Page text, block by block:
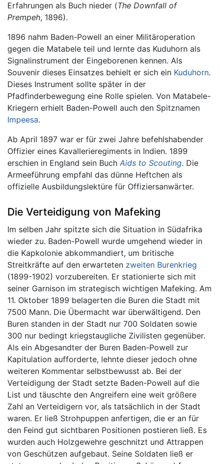
Erfahrungen als Buch nieder (The Downfall of
Prempeh, 1896).
1896 nahm Baden-Powell an einer Militäroperation
gegen die Matabele teil und lernte das Kuduhorn als
Signalinstrument der Eingeborenen kennen. Als
Souvenir dieses Einsatzes behielt er sich ein Kuduhorn.
Dieses Instrument sollte später in der
Pfadfinderbewegung eine Rolle spielen. Von Matabele-
Kriegern erhielt Baden-Powell auch den Spitznamen
Impeesa.
Ab April 1897 war er für zwei Jahre befehlshabender
Offizier eines Kavallerieregiments in Indien. 1899
erschien in England sein Buch Aids to Scouting. Die
Armeeführung empfahl das dünne Heftchen als
offizielle Ausbildungslektüre für Offiziersanwärter.
Die Verteidigung von Mafeking
Im selben Jahr spitzte sich die Situation in Südafrika
wieder zu. Baden-Powell wurde umgehend wieder in
die Kapkolonie abkommandiert, um britische
Streitkräfte auf den erwarteten zweiten Burenkrieg
(1899-1902) vorzubereiten. Er stationierte sich mit
seiner Garnison im strategisch wichtigen Mafeking. Am
11. Oktober 1899 belagerten die Buren die Stadt mit
7500 Mann. Die Übermacht war überwältigend. Den
Buren standen in der Stadt nur 700 Soldaten sowie
300 nur bedingt kriegstaugliche Zivilisten gegenüber.
Als ein Abgesandter der Buren Baden-Powell zur
Kapitulation aufforderte, lehnte dieser jedoch ohne
weiteren Kommentar selbstbewusst ab. Bei der
Verteidigung der Stadt setzte Baden-Powell auf die
List und täuschte den Angreifern eine weit größere
Zahl an Verteidigern vor, als tatsächlich in der Stadt
waren. Er ließ Strohpuppen anfertigen, die er an für
den Feind gut sichtbaren Positionen postieren ließ. Es
wurden auch Holzgewehre geschnitzt und Attrappen
von Geschützen aufgebaut. Seine Soldaten ließ er